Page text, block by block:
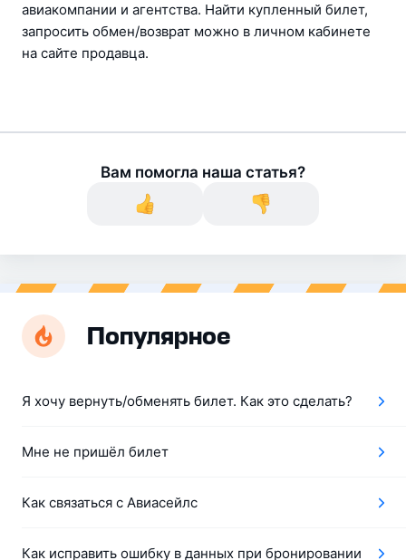
авиакомпании и агентства. Найти купленный билет,
запросить обмен/возврат можно в личном кабинете
на сайте продавца.
Вам помогла наша статья?
Популярное
Я хочу вернуть/обменять билет. Как это сделать?
Мне не пришёл билет
Как связаться с Авиасейлс
Как исправить ошибку в данных при бронировании